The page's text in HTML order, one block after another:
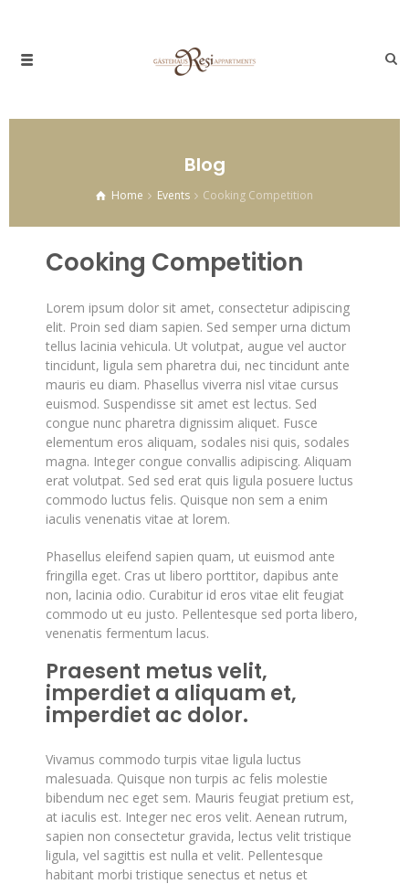
Blog
Home Events Cooking Competition
Cooking Competition
Lorem ipsum dolor sit amet, consectetur adipiscing
elit. Proin sed diam sapien. Sed semper urna dictum
tellus lacinia vehicula. Ut volutpat, augue vel auctor
tincidunt, ligula sem pharetra dui, nec tincidunt ante
mauris eu diam. Phasellus viverra nisl vitae cursus
euismod. Suspendisse sit amet est lectus. Sed
congue nunc pharetra dignissim aliquet. Fusce
elementum eros aliquam, sodales nisi quis, sodales
magna. Integer congue convallis adipiscing. Aliquam
erat volutpat. Sed sed erat quis ligula posuere luctus
commodo luctus felis. Quisque non sem a enim
iaculis venenatis vitae at lorem.
Phasellus eleifend sapien quam, ut euismod ante
fringilla eget. Cras ut libero porttitor, dapibus ante
non, lacinia odio. Curabitur id eros vitae elit feugiat
commodo ut eu justo. Pellentesque sed porta libero,
venenatis fermentum lacus.
Praesent metus velit,
imperdiet a aliquam et,
imperdiet ac dolor.
Vivamus commodo turpis vitae ligula luctus
malesuada. Quisque non turpis ac felis molestie
bibendum nec eget sem. Mauris feugiat pretium est,
at iaculis est. Integer nec eros velit. Aenean rutrum,
sapien non consectetur gravida, lectus velit tristique
ligula, vel sagittis est nulla et velit. Pellentesque
habitant morbi tristique senectus et netus et